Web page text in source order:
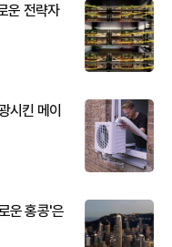
운 전략자
시킨 메이
운 홍콩'은